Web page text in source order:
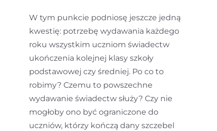
W tym punkcie podniosę jeszcze jedną
kwestię: potrzebę wydawania każdego
roku wszystkim uczniom świadectw
ukończenia kolejnej klasy szkoły
podstawowej czy średniej. Po co to
robimy? Czemu to powszechne
wydawanie świadectw służy? Czy nie
mogłoby ono być ograniczone do
uczniów, którzy kończą dany szczebel